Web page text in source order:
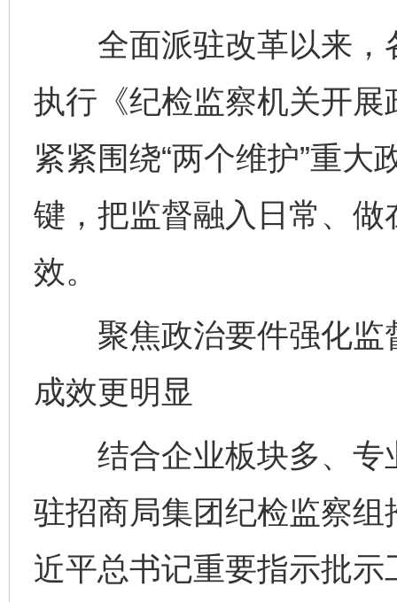
全面派驻改革以来，
执行《纪检监察机关开
紧紧围绕“两个维护”重
键，把监督融入日常、
效。
聚焦政治要件强化监
成效更明显
结合企业板块多、专
驻招商局集团纪检监察
近平总书记重要指示批